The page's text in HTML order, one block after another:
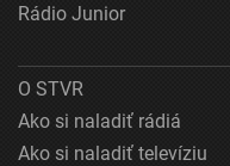
Rádio Junior
O STVR
Ako si naladiť rádiá
Ako si naladiť televíziu